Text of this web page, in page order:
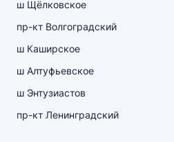
ш Щёлковское
пр-кт Волгоградский
ш Каширское
ш Алтуфьевское
ш Энтузиастов
пр-кт Ленинградский